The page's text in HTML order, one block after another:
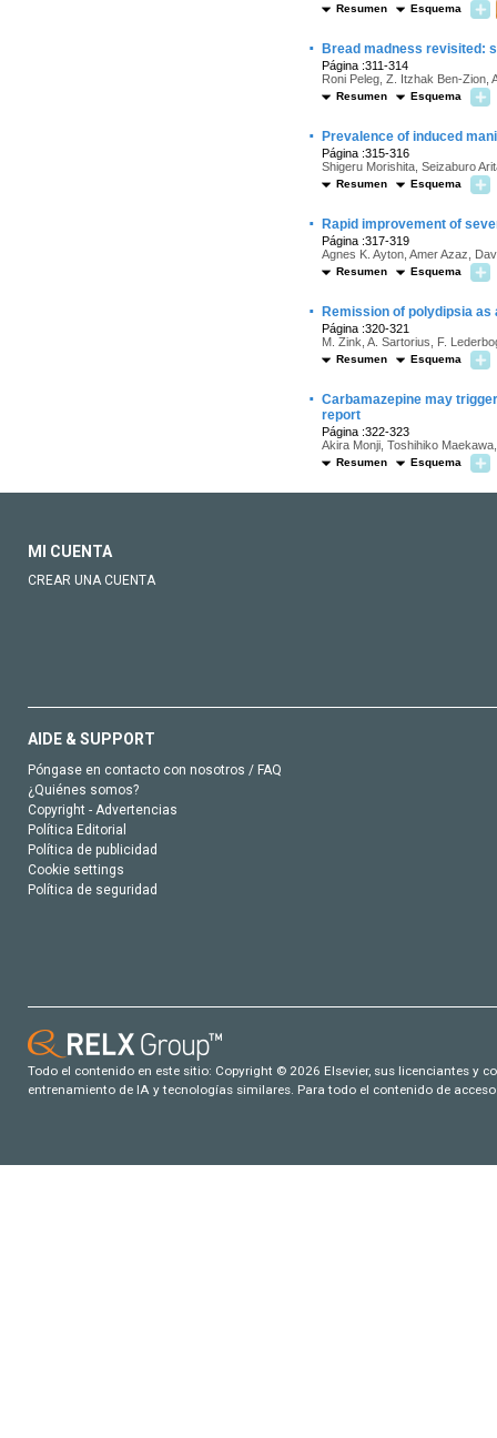
Resumen Esquema
· Bread madness revisited:
Página :311-314
Roni Peleg, Z. Itzhak Ben-Zion,
Resumen Esquema
· Prevalence of induced
Página :315-316
Shigeru Morishita, Seizaburo
Resumen Esquema
· Rapid improvement of
Página :317-319
Agnes K. Ayton, Amer Azaz,
Resumen Esquema
· Remission of polydipsia
Página :320-321
M. Zink, A. Sartorius, F.
Resumen Esquema
· Carbamazepine may
report
Página :322-323
Akira Monji, Toshihiko
Resumen Esquema
MI CUENTA
CREAR UNA CUENTA
AIDE & SUPPORT
Póngase en contacto con nosotros / FAQ
¿Quiénes somos?
Copyright - Advertencias
Política Editorial
Política de publicidad
Cookie settings
Política de seguridad
Todo el contenido en este sitio: Copyright © 2026 Elsevier, sus licenciantes y
entrenamiento de IA y tecnologías similares. Para todo el contenido de